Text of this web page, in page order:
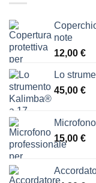
note
12,00 €
Lo
45,00 €
15,00 €